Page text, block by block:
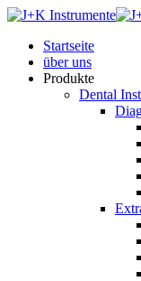
Startseite
über uns
Produkte
Dental